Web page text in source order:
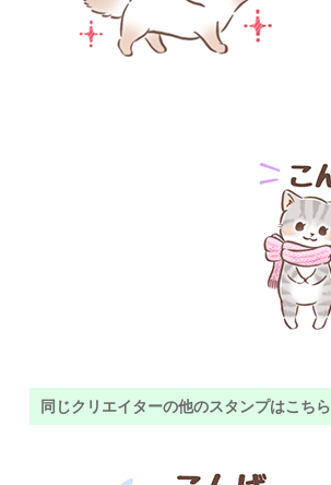
同じクリエイターの他のスタンプはこちら